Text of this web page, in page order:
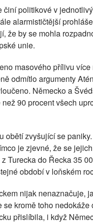
činí politikové v
alarmističtější
že by se mohla
unie.
masového přílivu
odmítlo argumenty
Německo a
90 procent všech
obětí zvyšující se
je zjevné, že se
Turecka do Řecka 35
období v loňském
nijak nenaznačuje,
kromě toho
přislíbila, i když